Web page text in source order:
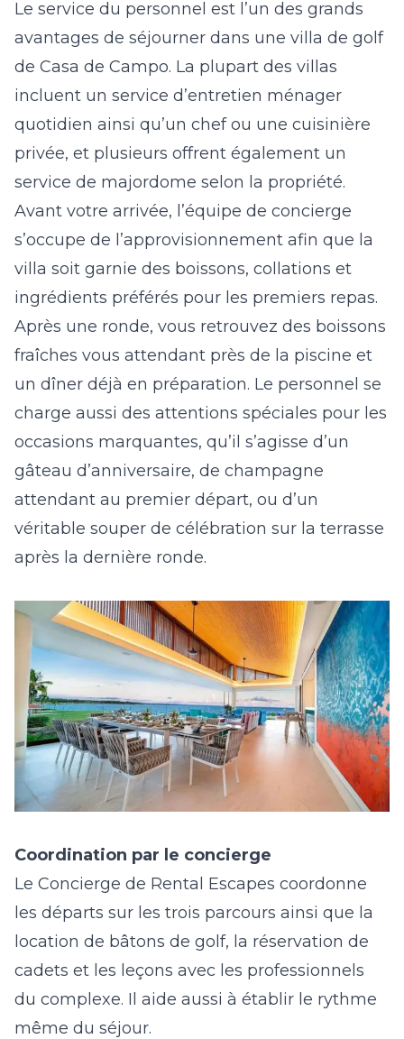
Le service du personnel est l’un des grands
avantages de séjourner dans une villa de golf
de Casa de Campo. La plupart des villas
incluent un service d’entretien ménager
quotidien ainsi qu’un chef ou une cuisinière
privée, et plusieurs offrent également un
service de majordome selon la propriété.
Avant votre arrivée, l’équipe de concierge
s’occupe de l’approvisionnement afin que la
villa soit garnie des boissons, collations et
ingrédients préférés pour les premiers repas.
Après une ronde, vous retrouvez des boissons
fraîches vous attendant près de la piscine et
un dîner déjà en préparation. Le personnel se
charge aussi des attentions spéciales pour les
occasions marquantes, qu’il s’agisse d’un
gâteau d’anniversaire, de champagne
attendant au premier départ, ou d’un
véritable souper de célébration sur la terrasse
après la dernière ronde.
Coordination par le concierge
Le Concierge de Rental Escapes coordonne
les départs sur les trois parcours ainsi que la
location de bâtons de golf, la réservation de
cadets et les leçons avec les professionnels
du complexe. Il aide aussi à établir le rythme
même du séjour.